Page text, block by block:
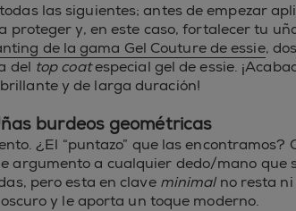
las siguientes; antes de empezar
proteger y, en este caso, fortalecer tu
de la gama Gel Couture de essie,
del top coatespecial gel de essie.
brillante y de larga duración!
burdeos geométricas
¿El “puntazo” que las encontramos?
argumento a cualquier dedo/mano que
pero esta en clave minimalno resta ni
y le aporta un toque moderno.